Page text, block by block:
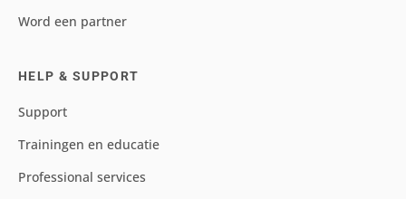
Word een partner
HELP & SUPPORT
Support
Trainingen en educatie
Professional services